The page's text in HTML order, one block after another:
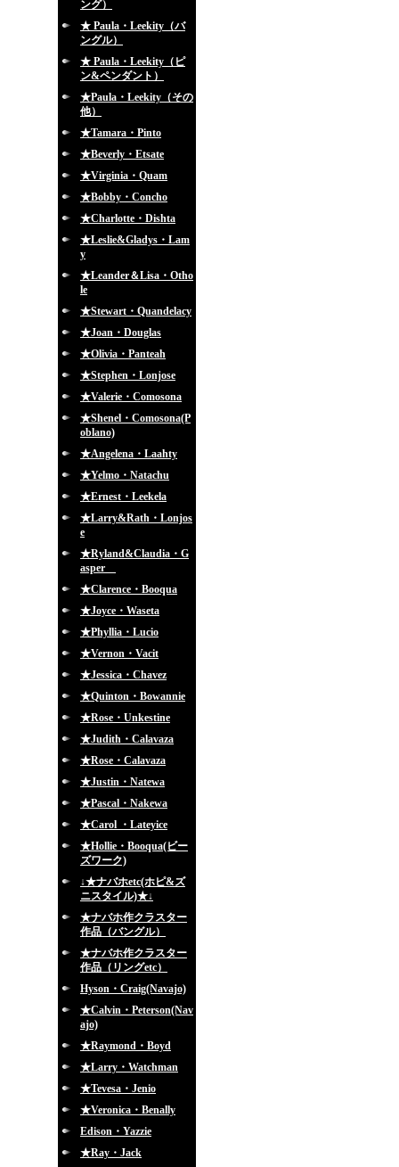
ング）
★ Paula・Leekity（バ
ングル）
★ Paula・Leekity（ピ
ン&ペンダント）
★Paula・Leekity（その
他）
★Tamara・Pinto
★Beverly・Etsate
★Virginia・Quam
★Bobby・Concho
★Charlotte・Dishta
★Leslie&Gladys・Lam
y
★Leander＆Lisa・Otho
le
★Stewart・Quandelacy
★Joan・Douglas
★Olivia・Panteah
★Stephen・Lonjose
★Valerie・Comosona
★Shenel・Comosona(P
oblano)
★Angelena・Laahty
★Yelmo・Natachu
★Ernest・Leekela
★Larry&Rath・Lonjos
e
★Ryland&Claudia・G
asper
★Clarence・Booqua
★Joyce・Waseta
★Phyllia・Lucio
★Vernon・Vacit
★Jessica・Chavez
★Quinton・Bowannie
★Rose・Unkestine
★Judith・Calavaza
★Rose・Calavaza
★Justin・Natewa
★Pascal・Nakewa
★Carol ・Lateyice
★Hollie・Booqua(ビー
ズワーク)
↓★ナバホetc(ホピ&ズ
ニスタイル)★↓
★ナバホ作クラスター
作品（バングル）
★ナバホ作クラスター
作品（リングetc）
Hyson・Craig(Navajo)
★Calvin・Peterson(Nav
ajo)
★Raymond・Boyd
★Larry・Watchman
★Tevesa・Jenio
★Veronica・Benally
Edison・Yazzie
★Ray・Jack